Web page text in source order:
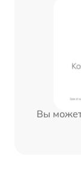
Вы